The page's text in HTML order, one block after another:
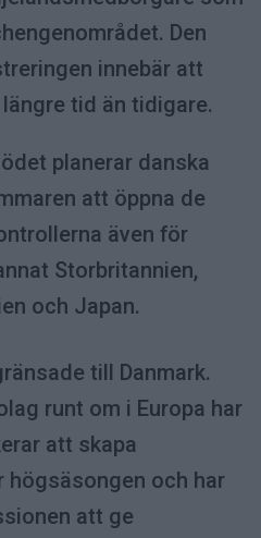
Den
innebär att
tid än tidigare.
planerar danska
att öppna de
även för
Storbritannien,
och Japan.
till Danmark.
runt om i Europa har
att skapa
högsäsongen och har
att ge